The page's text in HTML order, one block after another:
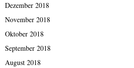
Dezember 2018
November 2018
Oktober 2018
September 2018
August 2018